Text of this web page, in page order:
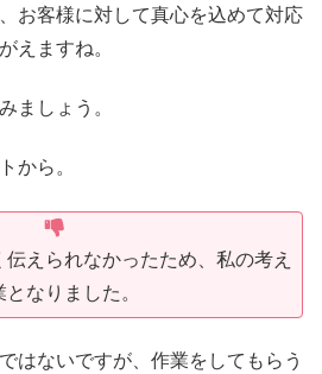
お客様に対して真心を込めて対応
えますね。
ましょう。
から。
えられなかったため、私の考え
なりました。
はないですが、作業をしてもらう